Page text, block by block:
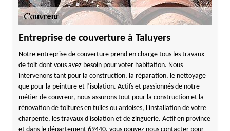
Entreprise de couverture à Taluyers
Notre entreprise de couverture prend en charge tous les travaux
de toit dont vous avez besoin pour voter habitation. Nous
intervenons tant pour la construction, la réparation, le nettoyage
que pour la peinture et l’isolation. Actifs et passionnés de notre
métier de couvreur, nous assurons tout pour la construction et la
rénovation de toitures en tuiles ou ardoises, l'installation de votre
charpente, les travaux d'isolation et de zinguerie. Actif en province